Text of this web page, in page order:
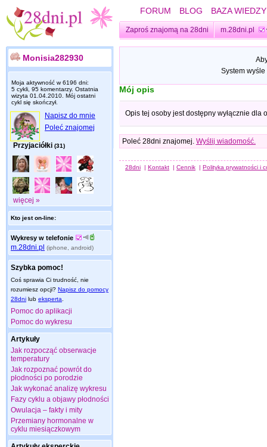
FORUM BLOG BAZA WIEDZY
Zaproś znajomą na 28dni m.28dni.pl
Monisia282930
Moja aktywność w 6196 dni:
5 cykli, 95 komentarzy. Ostatnia
wizyta 01.04.2010 . Mój ostatni
cykl się skończył.
Napisz do mnie
Poleć znajomej
Przyjaciółki (31)
więcej »
Kto jest on-line:
Wykresy w telefonie
m.28dni.pl (iphone, android)
Szybka pomoc!
Coś sprawia Ci trudność, nie
rozumiesz opcji? Napisz do pomocy
28dni lub eksperta
Pomoc do aplikacji
Pomoc do wykresu
Artykuły
Jak rozpocząć obserwacje
temperatury
Jak rozpoznać powrót do
płodności po porodzie
Jak wykonać analizę wykresu
Fazy cyklu a objawy płodności
Owulacja – fakty i mity
Przemiany hormonalne w
cyklu miesiączkowym
System
Mój opis
Opis tej osoby jest dostępny wyłącznie dla
Poleć 28dni znajomej. Wyślij wiadomość.
28dni | Kontakt | Cennik | Polityka prywatności i